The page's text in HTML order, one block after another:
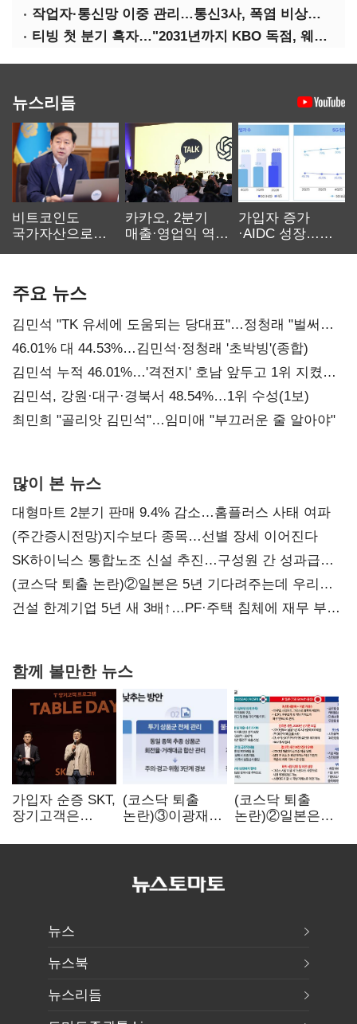
작업자·통신망 이중 관리…통신3사, 폭염 비상대응 돌입
티빙 첫 분기 흑자…"2031년까지 KBO 독점, 웨이브 합병도 속도"
뉴스리듬
비트코인도
국가자산으로…'
카카오, 2분기
매출·영업익 역대
가입자 증가
·AIDC 성장…
주요 뉴스
김민석 "TK 유세에 도움되는 당대표"…정청래 "벌써
대표된 양 당직 배분"
46.01% 대 44.53%…김민석·정청래 '초박빙'(종합)
김민석 누적 46.01%…'격전지' 호남 앞두고 1위 지켰다
(2보)
김민석, 강원·대구·경북서 48.54%…1위 수성(1보)
최민희 "골리앗 김민석"…임미애 "부끄러운 줄 알아야"
많이 본 뉴스
대형마트 2분기 판매 9.4% 감소…홈플러스 사태 여파
(주간증시전망)지수보다 종목…선별 장세 이어진다
SK하이닉스 통합노조 신설 추진…구성원 간 성과급
불만 확산
(코스닥 퇴출 논란)②일본은 5년 기다려주는데 우리는
당장 퇴출?…시간만으론 부족한 코스닥 구하기
건설 한계기업 5년 새 3배↑…PF·주택 침체에 재무 부담
함께 볼만한 뉴스
가입자 순증 SKT,
장기고객은
챙긴다
(코스닥 퇴출
논란)③이광재
자동차 없애지는
(코스닥 퇴출
논란)②일본은
기다려주는데
뉴스
뉴스북
뉴스리듬